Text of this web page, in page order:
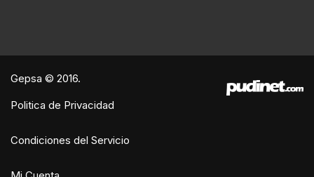
Gepsa © 2016.
Politica de Privacidad
Condiciones del Servicio